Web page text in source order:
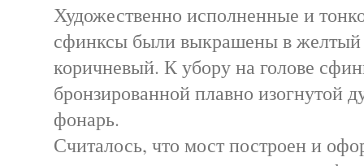
Художественно исполненные и
сфинксы были выкрашены в
коричневый. К убору на голове
бронзированной плавно изогнутой
фонарь.
Считалось, что мост построен и